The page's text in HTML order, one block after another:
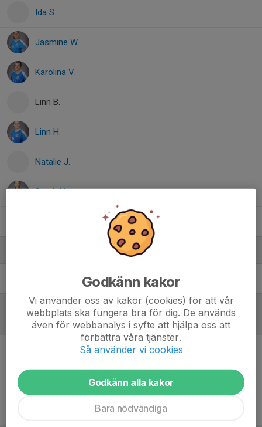
Ida S.
Jasmine W.
Karolina V.
Linn B.
Linn H.
Natalie J.
Sarah N.
Cecilia ErikssonTränare IB Dam
Referat
Godkänn kakor
Vi använder oss av kakor (cookies) för att vår
webbplats ska fungera bra för dig. De används
även för webbanalys i syfte att hjälpa oss att
förbättra våra tjänster.
Så använder vi cookies
Godkänn alla kakor
Bara nödvändiga